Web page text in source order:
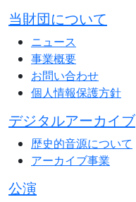
当財団について
ニュース
事業概要
お問い合わせ
個人情報保護方針
デジタルアーカイブ
歴史的音源について
アーカイブ事業
公演